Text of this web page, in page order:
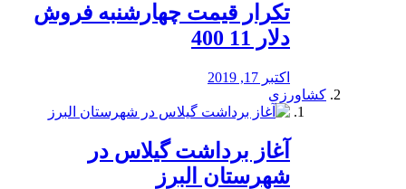
تکرار قیمت چهارشنبه فروش
دلار 11 400
اکتبر 17, 2019
کشاورزی
آغاز برداشت گیلاس در
شهرستان البرز